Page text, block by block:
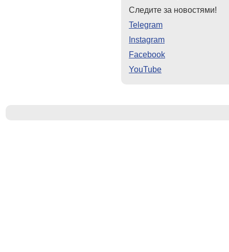
Следите за новостями!
Telegram
Instagram
Facebook
YouTube